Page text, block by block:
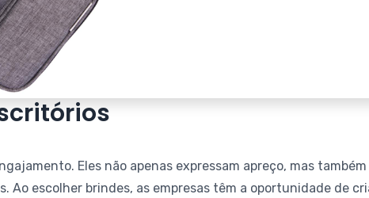
Eles não apenas expressam apreço, mas
escolher brindes, as empresas têm a oportunidade de